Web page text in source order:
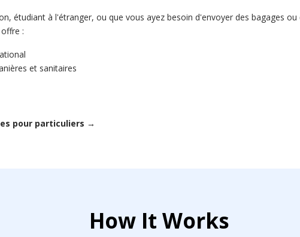
étudiant à l'étranger, ou que vous ayez besoin d'envoyer des bagages
:
et sanitaires
pour particuliers →
How It Works